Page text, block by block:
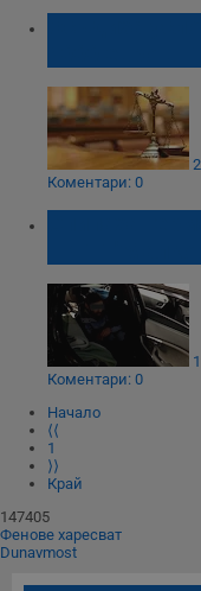
Коментари: 0
Коментари: 0
Начало
⟨⟨
1
⟩⟩
Край
147405
Фенове харесват
Dunavmost